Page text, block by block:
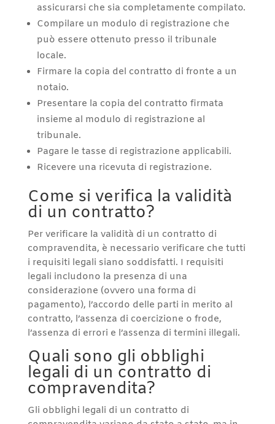
assicurarsi che sia completamente compilato.
Compilare un modulo di registrazione che
può essere ottenuto presso il tribunale
locale.
Firmare la copia del contratto di fronte a un
notaio.
Presentare la copia del contratto firmata
insieme al modulo di registrazione al
tribunale.
Pagare le tasse di registrazione applicabili.
Ricevere una ricevuta di registrazione.
Come si verifica la validità
di un contratto?
Per verificare la validità di un contratto di
compravendita, è necessario verificare che tutti
i requisiti legali siano soddisfatti. I requisiti
legali includono la presenza di una
considerazione (ovvero una forma di
pagamento), l’accordo delle parti in merito al
contratto, l’assenza di coercizione o frode,
l’assenza di errori e l’assenza di termini illegali.
Quali sono gli obblighi
legali di un contratto di
compravendita?
Gli obblighi legali di un contratto di